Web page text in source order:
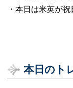
・本日は米英が
本日のト